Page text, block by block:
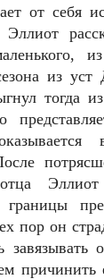
от себя
Эллиот
из
тогда
Эллиот
пор он
завязывать
причинить